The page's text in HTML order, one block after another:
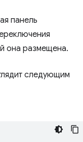
панель
она размещена.
следующим